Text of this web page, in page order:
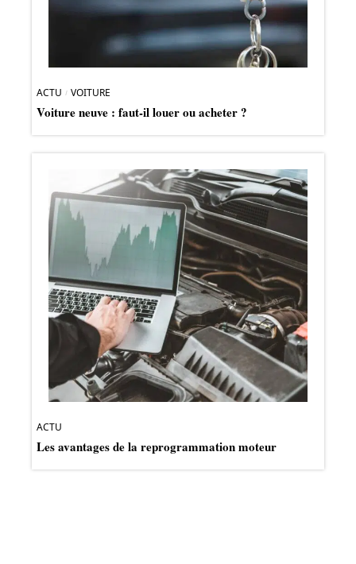
ACTU VOITURE
Voiture neuve : faut-il louer ou acheter ?
ACTU
Les avantages de la reprogrammation moteur